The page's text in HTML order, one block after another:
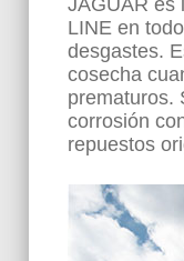
JAGUAR es
LINE en
desgastes.
cosecha
prematuros.
corrosión
repuestos